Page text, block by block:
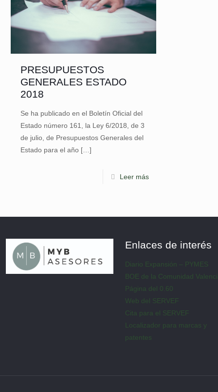
PRESUPUESTOS
GENERALES ESTADO
2018
Se ha publicado en el Boletín Oficial del
Estado número 161, la Ley 6/2018, de 3
de julio, de Presupuestos Generales del
Estado para el año[…]
Leer más
Enlaces de interés
Diario Expansión – PYMES
BOE de la Comunidad
Página del 0.60
Web del SERVEF
Cita para el SERVEF
Localizador para marcas y
patentes